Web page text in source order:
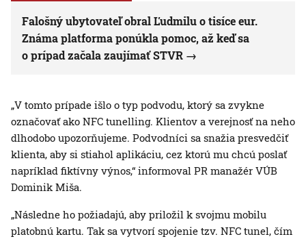
Falošný ubytovateľ obral Ľudmilu o tisíce eur.
Známa platforma ponúkla pomoc, až keď sa
o prípad začala zaujímať STVR
„V tomto prípade išlo o typ podvodu, ktorý sa zvykne
označovať ako NFC tunelling. Klientov a verejnosť na neho
dlhodobo upozorňujeme. Podvodníci sa snažia presvedčiť
klienta, aby si stiahol aplikáciu, cez ktorú mu chcú poslať
napríklad fiktívny výnos,“ informoval PR manažér VÚB
Dominik Miša.
„Následne ho požiadajú, aby priložil k svojmu mobilu
platobnú kartu. Tak sa vytvorí spojenie tzv. NFC tunel, čím